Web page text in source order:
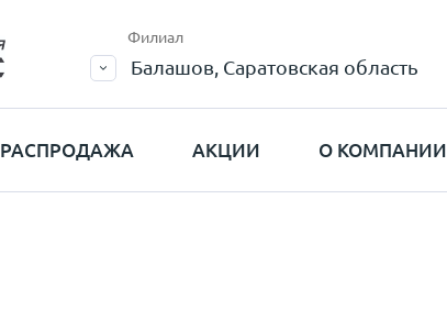
Филиал
Балашов, Саратовская область
РАСПРОДАЖА АКЦИИ О КОМПАНИИ